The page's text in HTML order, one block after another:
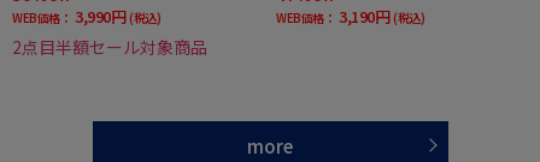
WEB価格： 3,990円 (税込)
2点目半額セール対象商品
WEB価格： 3,190円 (税込)
more